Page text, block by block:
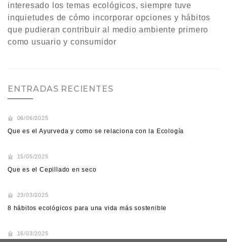
interesado los temas ecológicos, siempre tuve
inquietudes de cómo incorporar opciones y hábitos
que pudieran contribuir al medio ambiente primero
como usuario y consumidor
ENTRADAS RECIENTES
06/06/2025
Que es el Ayurveda y como se relaciona con la Ecología
15/05/2025
Que es el Cepillado en seco
23/03/2025
8 hábitos ecológicos para una vida más sostenible
16/03/2025